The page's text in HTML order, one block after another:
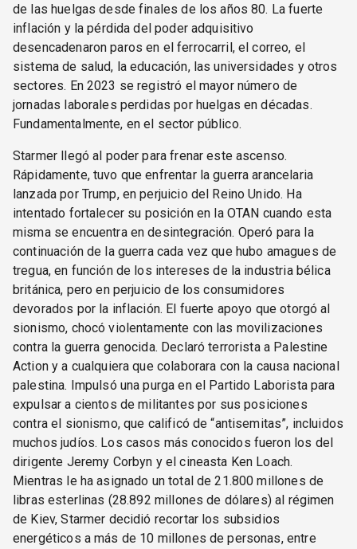
de las huelgas desde finales de los años 80. La fuerte
inflación y la pérdida del poder adquisitivo
desencadenaron paros en el ferrocarril, el correo, el
sistema de salud, la educación, las universidades y otros
sectores. En 2023 se registró el mayor número de
jornadas laborales perdidas por huelgas en décadas.
Fundamentalmente, en el sector público.
Starmer llegó al poder para frenar este ascenso.
Rápidamente, tuvo que enfrentar la guerra arancelaria
lanzada por Trump, en perjuicio del Reino Unido. Ha
intentado fortalecer su posición en la OTAN cuando esta
misma se encuentra en desintegración. Operó para la
continuación de la guerra cada vez que hubo amagues de
tregua, en función de los intereses de la industria bélica
británica, pero en perjuicio de los consumidores
devorados por la inflación. El fuerte apoyo que otorgó al
sionismo, chocó violentamente con las movilizaciones
contra la guerra genocida. Declaró terrorista a Palestine
Action y a cualquiera que colaborara con la causa nacional
palestina. Impulsó una purga en el Partido Laborista para
expulsar a cientos de militantes por sus posiciones
contra el sionismo, que calificó de “antisemitas”, incluidos
muchos judíos. Los casos más conocidos fueron los del
dirigente Jeremy Corbyn y el cineasta Ken Loach.
Mientras le ha asignado un total de 21.800 millones de
libras esterlinas (28.892 millones de dólares) al régimen
de Kiev, Starmer decidió recortar los subsidios
energéticos a más de 10 millones de personas, entre